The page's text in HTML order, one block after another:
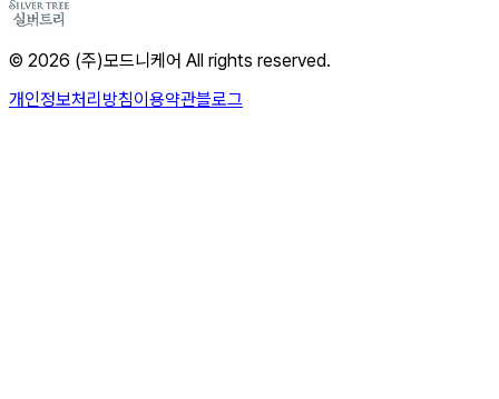
© 2026 (주)모드니케어 All rights reserved.
개인정보처리방침이용약관블로그